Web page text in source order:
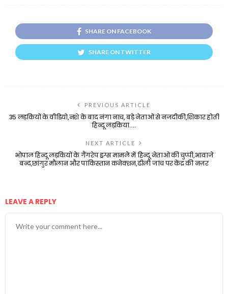
SHARE ON FACEBOOK
SHARE ON TWITTER
PREVIOUS ARTICLE
35 लड़कियों के वीडियो,नशे के बाद नंगा नाच, बड़े नेताओं से नजदीकी,शिकार होती
हिन्दू लड़कियां…..
NEXT ARTICLE
भोपाल हिन्दू लड़कियों के गैंगरेप ड्रग्स मामले में हिन्दू नेताओ की चुप्पी,आवाजे
बन्द,छांगुर मौलान और पाकिस्तान कनेक्शन,ढीली जांच पर केंद्र की नज़र
LEAVE A REPLY